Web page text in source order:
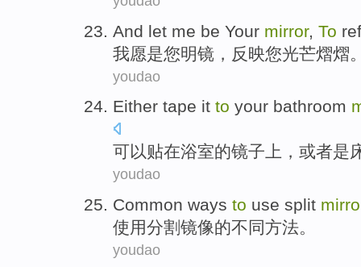
And let me be Your mirror, To
我愿是您明镜 ， 反映您光芒熠熠
youdao
Either tape it to your bathroom
可以贴在浴室的镜子 上， 或者是
youdao
Common ways to use split
使用分割镜像的不同方法。
youdao